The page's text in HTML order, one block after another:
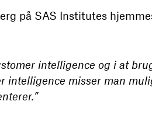
på SAS Institutes
intelligence og i at
intelligence misser man